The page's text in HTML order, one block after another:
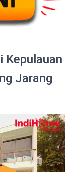
Kepulauan
Jarang